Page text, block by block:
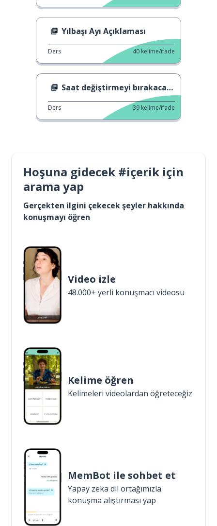
Yılbaşı Ayı Açıklaması
Ders 40 kelime/ifade
Saat değiştirmeyi bırakacak mıyız?
Ders 39 kelime/ifade
Hoşuna gidecek #içerik için
arama yap
Gerçekten ilgini çekecek şeyler hakkında
konuşmayı öğren
Video izle
48.000+ yerli konuşmacı videosu
Kelime öğren
Kelimeleri videolardan öğreteceğiz
MemBot ile sohbet et
Yapay zeka dil ortağımızla
konuşma alıştırması yap